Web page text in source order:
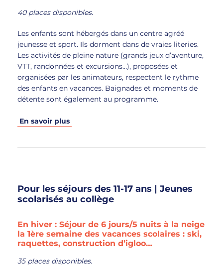
40 places disponibles.
Les enfants sont hébergés dans un centre agréé
jeunesse et sport. Ils dorment dans de vraies literies.
Les activités de pleine nature (grands jeux d’aventure,
VTT, randonnées et excursions…), proposées et
organisées par les animateurs, respectent le rythme
des enfants en vacances. Baignades et moments de
détente sont également au programme.
En savoir plus
Pour les séjours des 11-17 ans | Jeunes
scolarisés au collège
En hiver : Séjour de 6 jours/5 nuits à la neige
la 1ère semaine des vacances scolaires : ski,
raquettes, construction d’igloo…
35 places disponibles.